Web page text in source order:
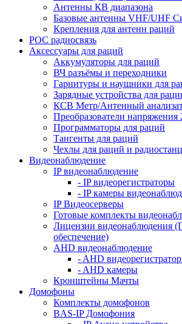
Антенны КВ диапазона
Базовые антенны VHF/UHF
Крепления для антенн раций
POC радиосвязь
Аксессуары для раций
Аккумуляторы для раций
ВЧ разъёмы и переходники
Гарнитуры и наушники для
Зарядные устройства для
КСВ Метр/Антенный
Преобразователи
Программаторы для раций
Тангенты для раций
Чехлы для раций и
Видеонаблюдение
IP видеонаблюдение
- IP видеорегистраторы
- IP камеры
IP Видеосерверы
Готовые комплекты
Лицензии видеонаблюдения
обеспечение)
AHD видеонаблюдение
- AHD
- AHD камеры
Кронштейны Мачты
Домофоны
Комплекты домофонов
BAS-IP Домофония